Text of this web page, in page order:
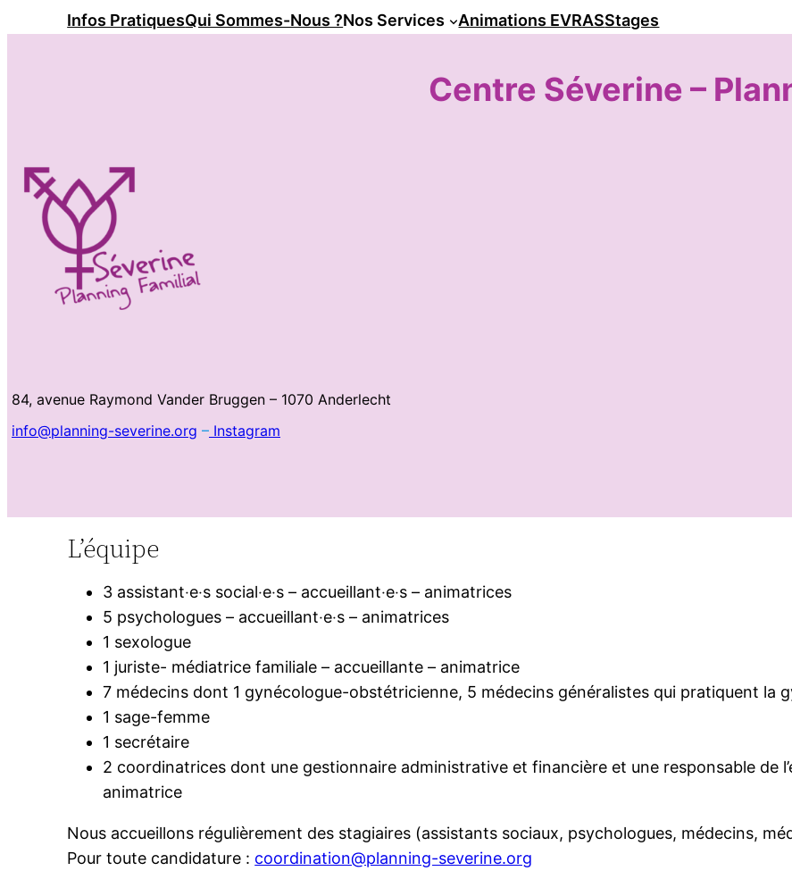
Infos PratiquesQui Sommes-Nous ?Nos Services Animations EVRASStages
Centre Séverine –
84, avenue Raymond Vander Bruggen – 1070 Anderlecht
info@planning-severine.org – Instagram
L’équipe
3 assistant‧e‧s social‧e‧s – accueillant‧e‧s – animatrices
5 psychologues – accueillant‧e‧s – animatrices
1 sexologue
1 juriste- médiatrice familiale – accueillante – animatrice
7 médecins dont 1 gynécologue-obstétricienne, 5 médecins généralistes qui pratiquent la
1 sage-femme
1 secrétaire
2 coordinatrices dont une gestionnaire administrative et financière et une responsable de
animatrice
Nous accueillons régulièrement des stagiaires (assistants sociaux, psychologues, médecins,
Pour toute candidature : coordination@planning-severine.org